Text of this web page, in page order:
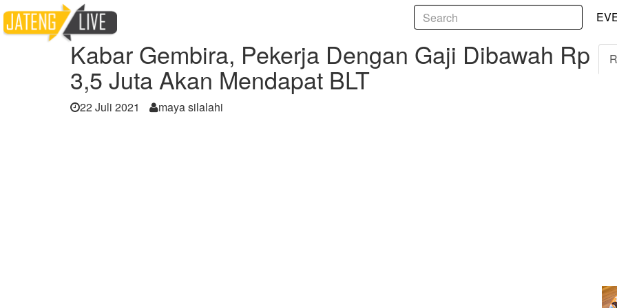
Home Kabar Gembira, Pekerja Dengan Gaji Dibawah Rp 3,5 Juta Akan Mendapat BLT
Kabar Gembira, Pekerja Dengan Gaji Dibawah Rp
3,5 Juta Akan Mendapat BLT
22 Juli 2021 maya silalahi